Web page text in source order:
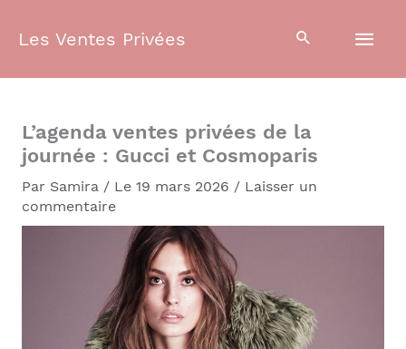
Les Ventes Privées
L’agenda ventes privées de la
journée : Gucci et Cosmoparis
Par Samira / Le 19 mars 2026 / Laisser un
commentaire